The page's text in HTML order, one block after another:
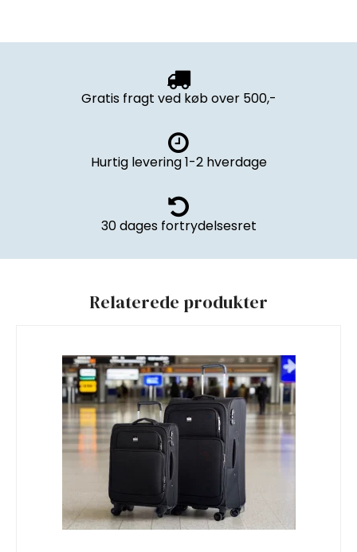
Gratis fragt ved køb over 500,-
Hurtig levering 1-2 hverdage
30 dages fortrydelsesret
Relaterede produkter